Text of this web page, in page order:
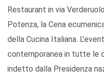
Restaurant in via
Potenza, la Cena
della Cucina Italiana.
contemporanea in tutte le
indetto dalla Presidenza